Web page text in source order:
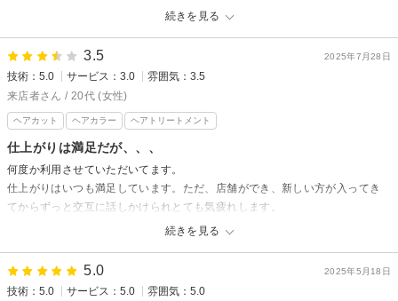
続きを見る
れたり、飲み物を出してくれるお気遣いも嬉しいです。シャンプー後のマッ
2025年7月28日
3.5
技術：5.0 サービス：3.0
雰囲気：3.5
来店者さん / 20代 (女性)
ヘアカット ヘアカラー ヘアトリートメント
仕上がりは満足だが、、、
続きを見る
何度か利用させていただいてます。
仕上がりはいつも満足しています。ただ、店舗ができ、新しい方が入ってき
てからずっと交互に話しかけられとても気疲れします。
元々静かにしたいタイプなので、そういった方にはあわないと思います。
矯正等勝手に追加され、料金をとられることが続きました。
2025年5月18日
5.0
技術：5.0 サービス：5.0
雰囲気：5.0